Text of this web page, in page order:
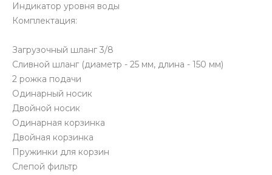
Индикатор уровня воды​
Комплектация:
Загрузочный шланг 3/8
Сливной шланг (диаметр - 25 мм, длина - 150 мм)
2 рожка подачи
Одинарный носик
Двойной носик
Одинарная корзинка
Двойная корзинка
Пружинки для корзин
Слепой фильтр